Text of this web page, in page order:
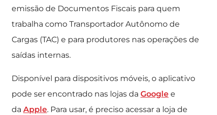
emissão de Documentos Fiscais para quem
trabalha como Transportador Autônomo de
Cargas (TAC) e para produtores nas operações de
saídas internas.
Disponível para dispositivos móveis, o aplicativo
pode ser encontrado nas lojas da Google e
da Apple. Para usar, é preciso acessar a loja de